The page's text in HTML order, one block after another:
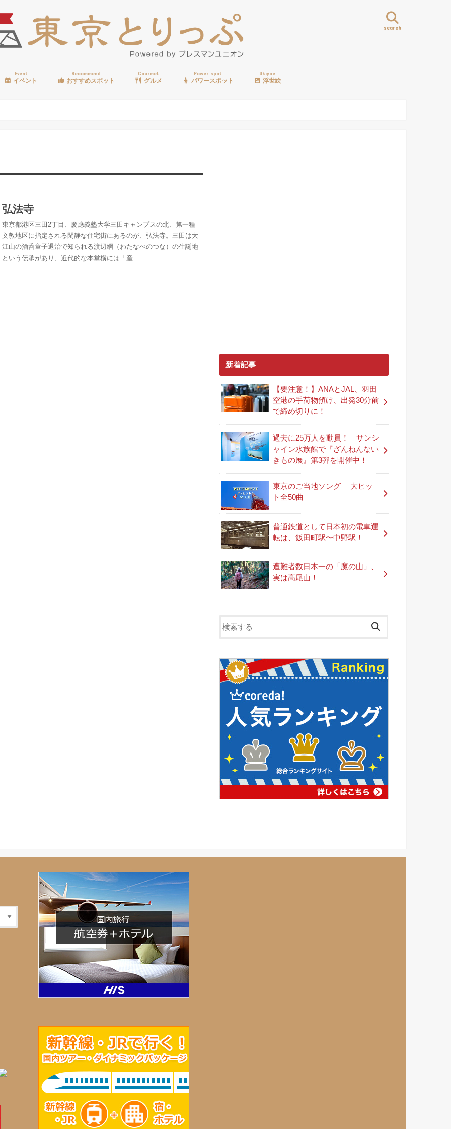
search
Event
イベント
Recommend
おすすめスポット
Gourmet
グルメ
Power spot
パワースポット
Ukiyoe
浮世絵
弘法寺
東京都港区三田2丁目、慶應義塾大学三田キャンプスの北、第一種
文教地区に指定される閑静な住宅街にあるのが、弘法寺。三田は大
江山の酒呑童子退治で知られる渡辺綱（わたなべのつな）の生誕地
という伝承があり、近代的な本堂横には「産…
新着記事
【要注意！】ANAとJAL、羽田
空港の手荷物預け、出発30分前
で締め切りに！
過去に25万人を動員！ サンシ
ャイン水族館で『ざんねんない
きもの展』第3弾を開催中！
東京のご当地ソング 大ヒッ
ト全50曲
普通鉄道として日本初の電車運
転は、飯田町駅〜中野駅！
遭難者数日本一の「魔の山」、
実は高尾山！